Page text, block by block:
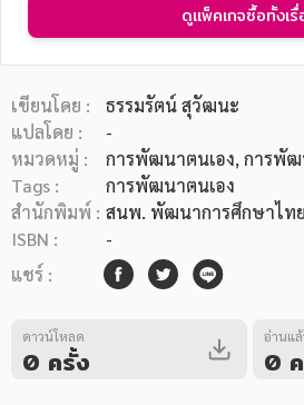
หมวดหมู่หนังสือ
หมวดหมู่ยอดนิยม
หนังสือออกใหม่ หนังสือยอดนิยม
ดูแพ็คเกจซื้อทั้งเรื่
เขียนโดย :
ธรรมรัตน์ สุวัฒนะ
แปลโดย :
-
หมวดหมู่ :
การพัฒนาตนเอง, การพัฒ
Tags :
การพัฒนาตนเอง
สำนักพิมพ์ : สนพ. พัฒนาการศึกษาไทย
ISBN :
-
แชร์ :
ดาวน์โหลด
0 ครั้ง
อ่านแล้
0